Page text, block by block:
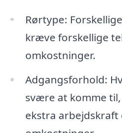
Rørtype:
kræve forskellige
omkostninger.
Adgangsforhold:
svære at komme
ekstra